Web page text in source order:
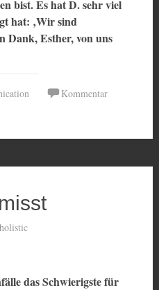
bist. Es hat D. sehr viel
hat: ‚Wir sind
Dank, Esther, von uns
Kommentar
das Schwierigste für